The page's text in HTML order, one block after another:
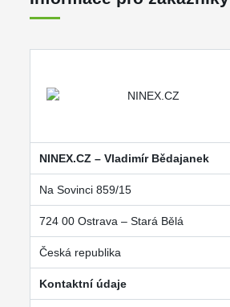
NINEX.CZ – Vladimír Bědajanek
Na Sovinci 859/15
724 00 Ostrava – Stará Bělá
Česká republika
Kontaktní údaje